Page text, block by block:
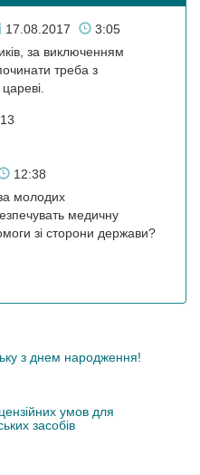
17.08.2017
3:05
за виключенням
треба з
12:38
молодих
медичну
зі сторони держави?
з днем народження!
умов для
засобів